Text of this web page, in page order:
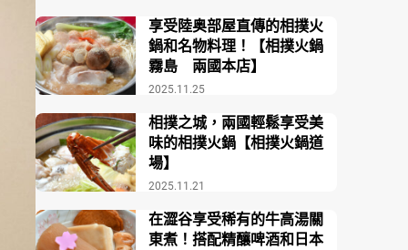
2025.11.25
享受陸奥部屋直傳的相撲火
鍋和名物料理！【相撲火鍋
霧島 兩國本店】
2025.11.21
相撲之城，兩國輕鬆享受美
味的相撲火鍋【相撲火鍋道
場】
在澀谷享受稀有的牛高湯關
東煮！搭配精釀啤酒和日本